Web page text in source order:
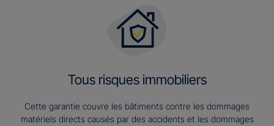
Tous risques immobiliers
Cette garantie couvre les bâtiments contre les dommages
matériels directs causés par des accidents et les dommages